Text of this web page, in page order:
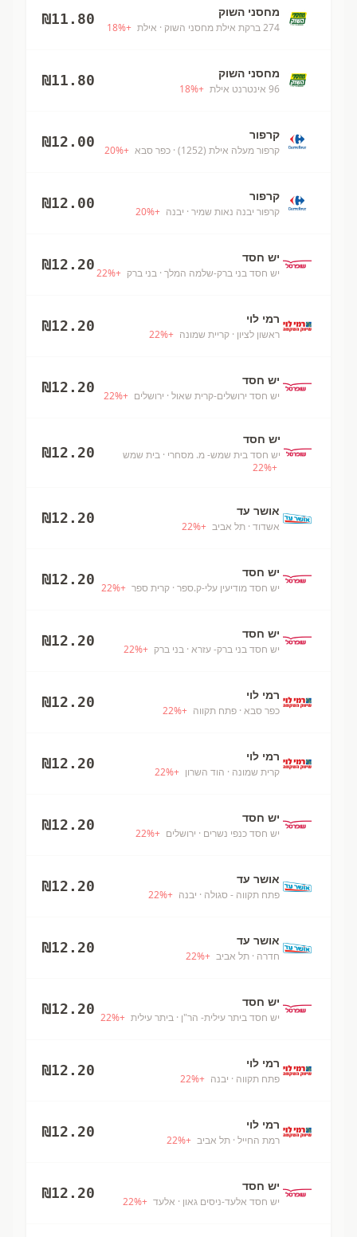
מחסני השוק
274 ברקת אילת מחסני השוק · אילת +
18%
₪11.80
מחסני השוק
96 אינטרנט אילת +
18%
₪11.80
קרפור
קרפור מעלה אילת (1252) · כפר סבא +
20%
₪12.00
קרפור
קרפור יבנה נאות שמיר · יבנה +
20%
₪12.00
יש חסד
יש חסד בני ברק-שלמה המלך · בני ברק +
22%
₪12.20
רמי לוי
ראשון לציון · קריית שמונה +
22%
₪12.20
יש חסד
יש חסד ירושלים-קרית שאול · ירושלים +
22%
₪12.20
יש חסד
יש חסד בית שמש- מ. מסחרי · בית שמש
+
22%
₪12.20
אושר עד
אשדוד · תל אביב +
22%
₪12.20
יש חסד
יש חסד מודיעין עלי-ק.ספר · קרית ספר +
22%
₪12.20
יש חסד
יש חסד בני ברק- עזרא · בני ברק +
22%
₪12.20
רמי לוי
כפר סבא · פתח תקווה +
22%
₪12.20
רמי לוי
קרית שמונה · הוד השרון +
22%
₪12.20
יש חסד
יש חסד כנפי נשרים · ירושלים +
22%
₪12.20
אושר עד
פתח תקווה - סגולה · יבנה +
22%
₪12.20
אושר עד
חדרה · תל אביב +
22%
₪12.20
יש חסד
יש חסד ביתר עילית- הר"ן · ביתר עילית +
22%
₪12.20
רמי לוי
פתח תקווה · יבנה +
22%
₪12.20
רמי לוי
רמת החייל · תל אביב +
22%
₪12.20
יש חסד
יש חסד אלעד-ניסים גאון · אלעד +
22%
₪12.20